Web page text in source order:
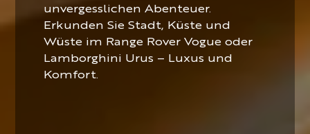
unvergesslichen Abenteuer.
Erkunden Sie Stadt, Küste und
Wüste im Range Rover Vogue oder
Lamborghini Urus – Luxus und
Komfort.